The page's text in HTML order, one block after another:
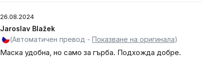
26.08.2024
Jaroslav Blažek
(Автоматичен превод - Показване на оригинала)
Маска удобна, но само за гърба. Подхожда добре.